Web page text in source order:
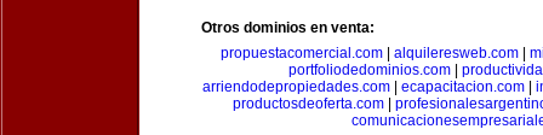
Otros dominios en venta:
propuestacomercial.com
alquileresweb.com
portfoliodedominios.com
arriendodepropiedades.com| ecapacitacion.com|
productosdeoferta.com|